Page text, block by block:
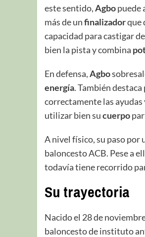
este sentido,Agbopuede
más de unfinalizadorque
capacidad para castigar
bien la pista y combina
En defensa,Agbo
energía. También
correctamente las ayudas
utilizar bien sucuerpo
A nivel físico, su paso por
baloncesto ACB. Pese a
todavía tiene recorrido
Su trayectoria
Nacido el 28 de
baloncesto de instituto